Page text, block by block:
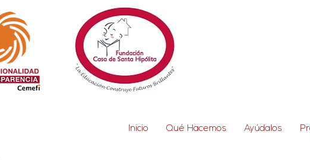
Inicio Qué Hacemos Ayúdalos